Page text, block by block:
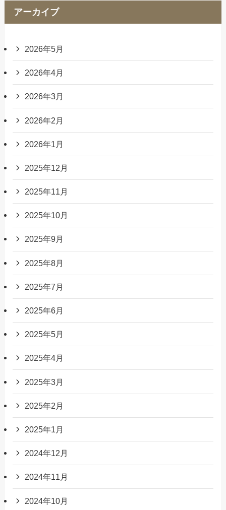
アーカイブ
2026年5月
2026年4月
2026年3月
2026年2月
2026年1月
2025年12月
2025年11月
2025年10月
2025年9月
2025年8月
2025年7月
2025年6月
2025年5月
2025年4月
2025年3月
2025年2月
2025年1月
2024年12月
2024年11月
2024年10月